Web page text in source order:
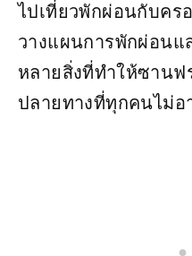
ไปเที่ยวพักผ่อนกับคร
วางแผนการพักผ่อน
หลายสิ่งที่ทำให้ซาน
ปลายทางที่ทุกคนไม่อ